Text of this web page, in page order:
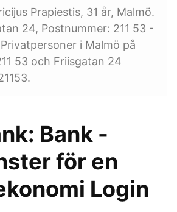
Prapiestis, 31 år, Malmö.
24, Postnummer: 211 53 -
i Malmö på
53 och Friisgatan 24
Bank -
för en
Login